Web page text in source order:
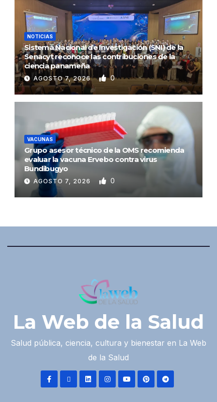
NOTICIAS
Sistema Nacional de Investigación (SNI) de la
Senacyt reconoce las contribuciones de la
ciencia panameña
AGOSTO 7, 2026 0
VACUNAS
Grupo asesor técnico de la OMS recomienda
evaluar la vacuna Ervebo contra virus
Bundibugyo
AGOSTO 7, 2026 0
La Web de la Salud
Salud pública, ciencia, cultura y bienestar en La Web
de la Salud